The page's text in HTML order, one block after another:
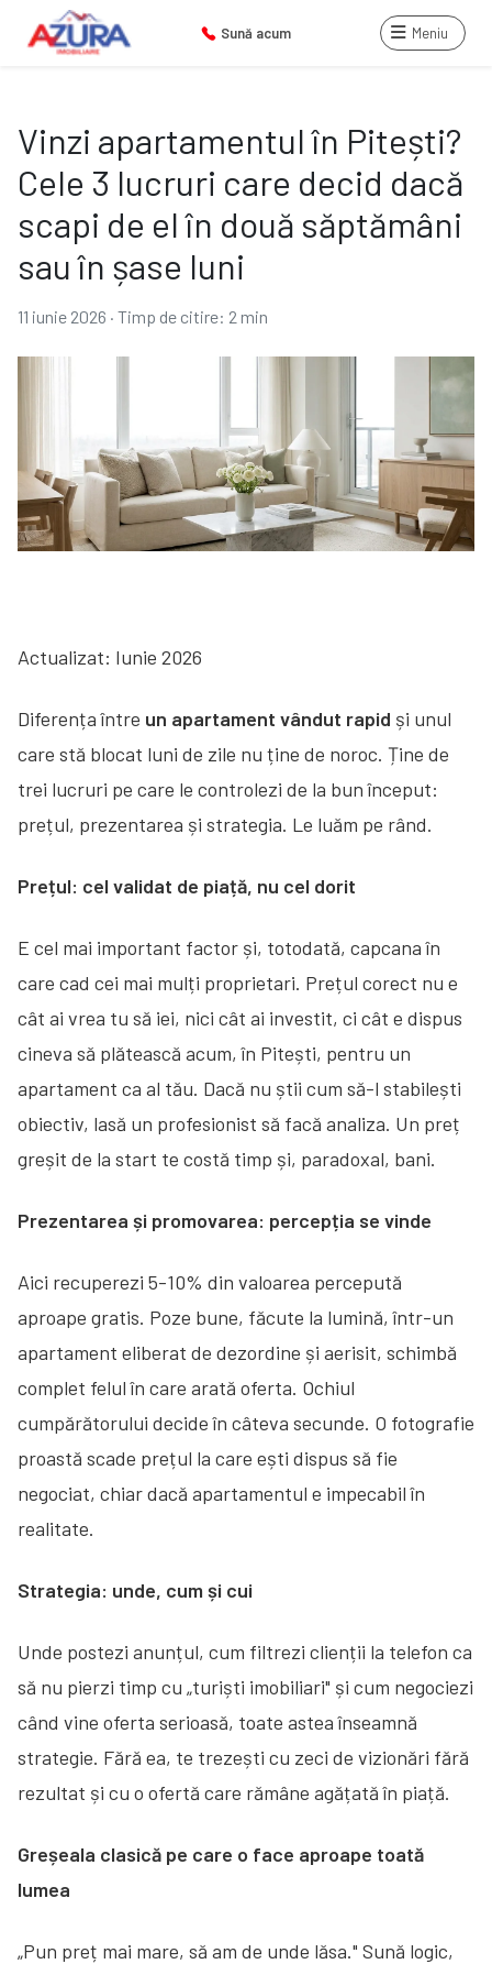
Sună acum Meniu
Vinzi apartamentul în Pitești?
Cele 3 lucruri care decid dacă
scapi de el în două săptămâni
sau în șase luni
11 iunie 2026 · Timp de citire: 2 min
Actualizat: Iunie 2026
Diferența între un apartament vândut rapid și unul
care stă blocat luni de zile nu ține de noroc. Ține de
trei lucruri pe care le controlezi de la bun început:
prețul, prezentarea și strategia. Le luăm pe rând.
Prețul: cel validat de piață, nu cel dorit
E cel mai important factor și, totodată, capcana în
care cad cei mai mulți proprietari. Prețul corect nu e
cât ai vrea tu să iei, nici cât ai investit, ci cât e dispus
cineva să plătească acum, în Pitești, pentru un
apartament ca al tău. Dacă nu știi cum să-l stabilești
obiectiv, lasă un profesionist să facă analiza. Un preț
greșit de la start te costă timp și, paradoxal, bani.
Prezentarea și promovarea: percepția se vinde
Aici recuperezi 5-10% din valoarea percepută
aproape gratis. Poze bune, făcute la lumină, într-un
apartament eliberat de dezordine și aerisit, schimbă
complet felul în care arată oferta. Ochiul
cumpărătorului decide în câteva secunde. O fotografie
proastă scade prețul la care ești dispus să fie
negociat, chiar dacă apartamentul e impecabil în
realitate.
Strategia: unde, cum și cui
Unde postezi anunțul, cum filtrezi clienții la telefon ca
să nu pierzi timp cu „turiști imobiliari" și cum negociezi
când vine oferta serioasă, toate astea înseamnă
strategie. Fără ea, te trezești cu zeci de vizionări fără
rezultat și cu o ofertă care rămâne agățată în piață.
Greșeala clasică pe care o face aproape toată
lumea
„Pun preț mai mare, să am de unde lăsa." Sună logic,